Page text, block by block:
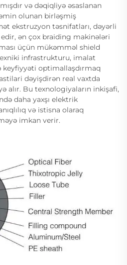
və dəqiqliyə əsaslanan
olunan birləşmiş
ekstruzyon təsnifatları, dəyərli
ən çox braiding makinələri
üçün mükəmməl shield
infrastrukturu, imalat
optimallaşdırmaq
dəyişdirən real vaxtda
alır. Bu texnologiyaların inkişafi,
daha yaxşı elektrik
və istisna olaraq
imkan verir.